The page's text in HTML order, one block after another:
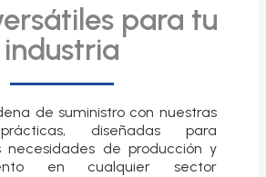
para tu
industria
de suministro con nuestras
diseñadas para
necesidades de producción y
en cualquier sector